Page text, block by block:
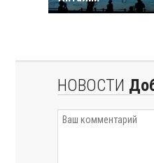
НОВОСТИ